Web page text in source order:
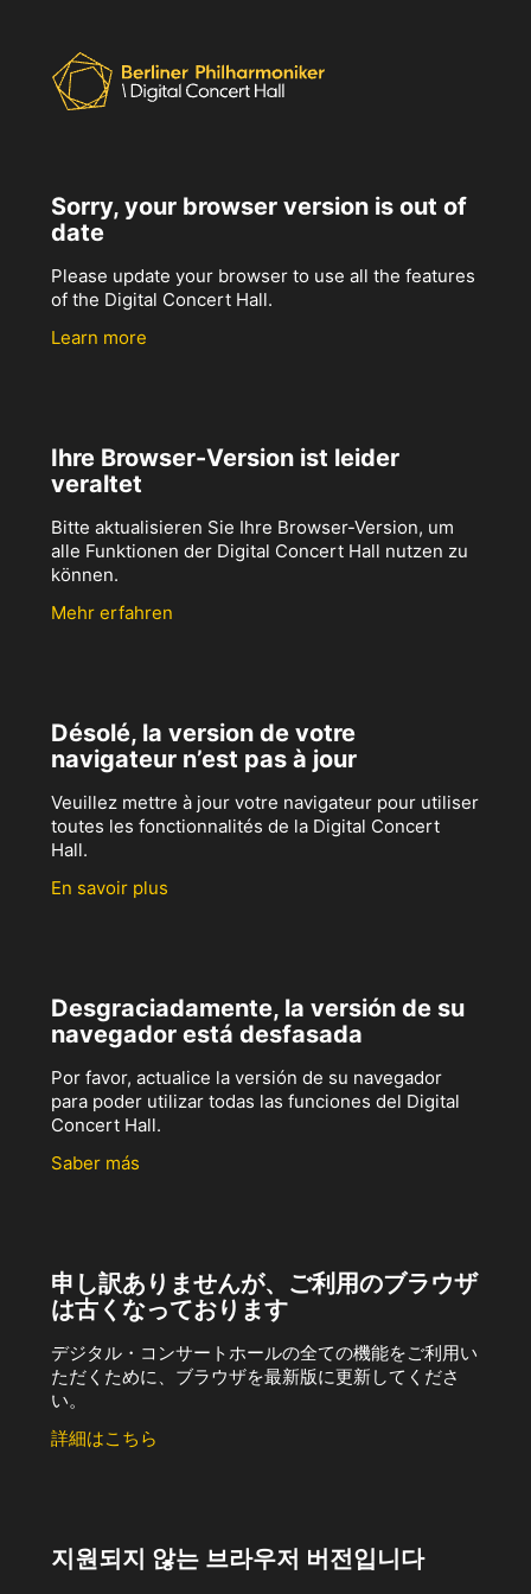
Sorry, your browser version is out of
date
Please update your browser to use all the features
of the Digital Concert Hall.
Learn more
Ihre Browser-Version ist leider
veraltet
Bitte aktualisieren Sie Ihre Browser-Version, um
alle Funktionen der Digital Concert Hall nutzen zu
können.
Mehr erfahren
Désolé, la version de votre
navigateur n’est pas à jour
Veuillez mettre à jour votre navigateur pour utiliser
toutes les fonctionnalités de la Digital Concert
Hall.
En savoir plus
Desgraciadamente, la versión de su
navegador está desfasada
Por favor, actualice la versión de su navegador
para poder utilizar todas las funciones del Digital
Concert Hall.
Saber más
申し訳ありませんが、ご利用のブラウザ
は古くなっております
デジタル・コンサートホールの全ての機能をご利用い
ただくために、ブラウザを最新版に更新してくださ
い。
詳細はこちら
지원되지 않는 브라우저 버전입니다